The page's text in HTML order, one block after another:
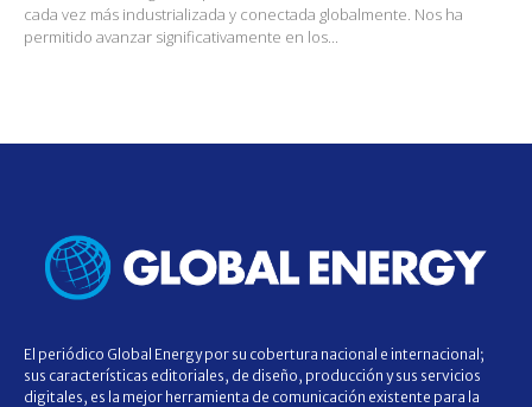
cada vez más industrializada y conectada globalmente. Nos ha
permitido avanzar significativamente en los...
El periódico Global Energy por su cobertura nacional e internacional;
sus características editoriales, de diseño, producción y sus servicios
digitales, es la mejor herramienta de comunicación existente para la